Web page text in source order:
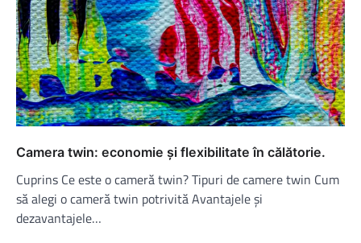
Camera twin: economie și flexibilitate în călătorie.
Cuprins Ce este o cameră twin? Tipuri de camere twin Cum
să alegi o cameră twin potrivită Avantajele și
dezavantajele…